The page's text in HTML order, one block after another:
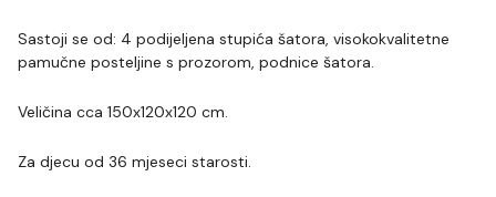
Sastoji se od: 4 podijeljena stupića šatora, visokokvalitetne
pamučne posteljine s prozorom, podnice šatora.
Veličina cca 150x120x120 cm.
Za djecu od 36 mjeseci starosti.